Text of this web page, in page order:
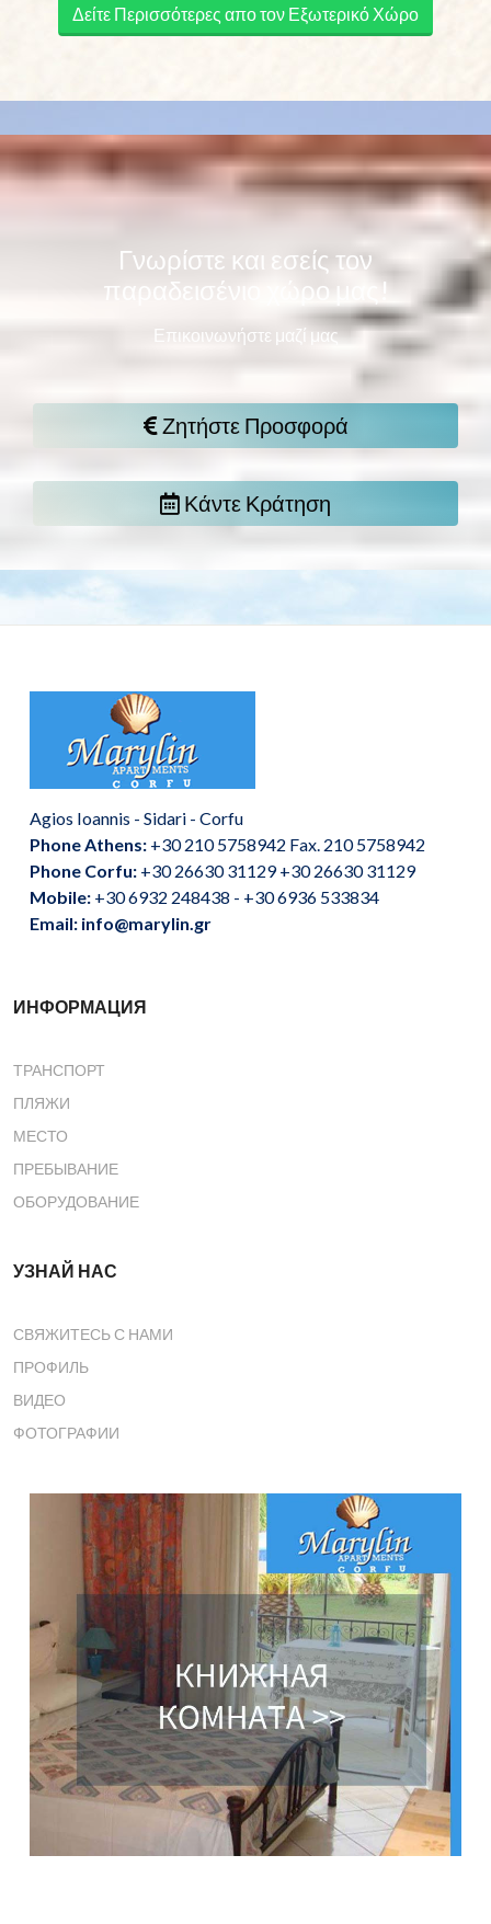
Δείτε Περισσότερες απο τον Εξωτερικό Χώρο
Γνωρίστε και εσείς τον
παραδεισένιο χώρο μας!
Επικοινωνήστε μαζί μας
Ζητήστε Προσφορά
Κάντε Κράτηση
Agios Ioannis - Sidari - Corfu
Phone Athens: +30 210 5758942 Fax. 210 5758942
Phone Corfu: +30 26630 31129 +30 26630 31129
Mobile: +30 6932 248438 - +30 6936 533834
Email: info@marylin.gr
ИНФОРМАЦИЯ
ТРАНСПОРТ
ПЛЯЖИ
МЕСТО
ПРЕБЫВАНИЕ
ОБОРУДОВАНИЕ
УЗНАЙ НАС
СВЯЖИТЕСЬ С НАМИ
ПРОФИЛЬ
ВИДЕО
ФОТОГРАФИИ